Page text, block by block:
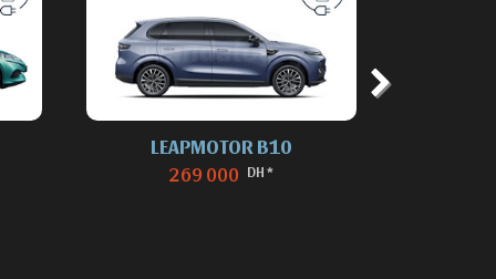
LEAPMOTOR B10
269 000 DH *